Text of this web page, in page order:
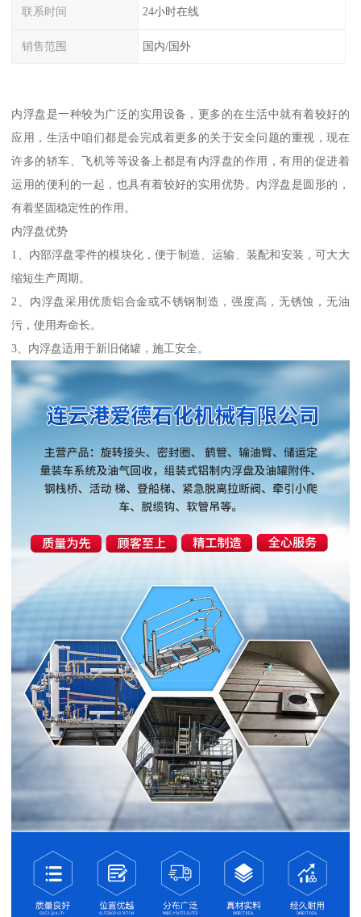
联系时间 24小时在线
销售范围 国内/国外
内浮盘是一种较为广泛的实用设备，更多的在生活中就有着较好的
应用，生活中咱们都是会完成着更多的关于安全问题的重视，现在
许多的轿车、飞机等等设备上都是有内浮盘的作用，有用的促进着
运用的便利的一起，也具有着较好的实用优势。内浮盘是圆形的，
有着坚固稳定性的作用。
内浮盘优势
1、内部浮盘零件的模块化，便于制造、运输、装配和安装，可大大
缩短生产周期。
2、内浮盘采用优质铝合金或不锈钢制造，强度高，无锈蚀，无油
污，使用寿命长。
3、内浮盘适用于新旧储罐，施工安全。